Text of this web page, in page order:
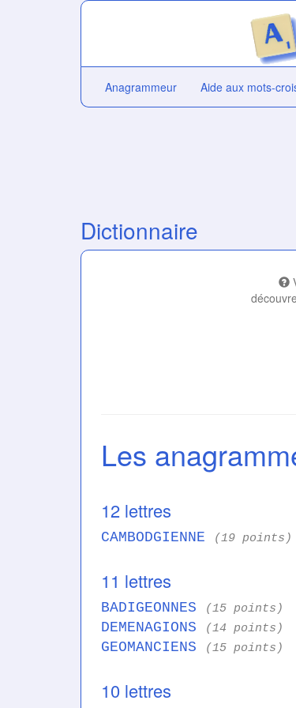
Anagrammeur Aide aux mots-
Dictionnaire
Les
12 lettres
CAMBODGIENNE (19 points)
11 lettres
BADIGEONNES (15 points)
DEMENAGIONS (14 points)
GEOMANCIENS (15 points)
10 lettres